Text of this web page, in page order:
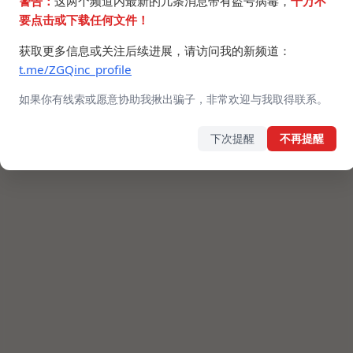
要点击或下载任何文件！
获取更多信息或关注后续进展，请访问我的新频道：
t.me/ZGQinc_profile
如果你有线索或愿意协助我揪出骗子，非常欢迎与我取得联系。
下次提醒 不再提醒